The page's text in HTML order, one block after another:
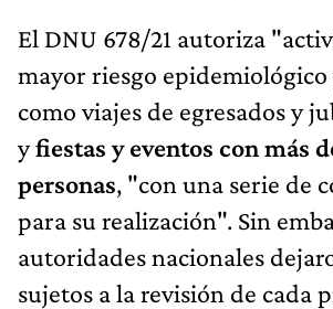
El DNU 678/21 autoriza
mayor riesgo
como viajes de egresados y
yfiestas y eventos con más
personas, "con una serie de
para su realización". Sin
autoridades nacionales
sujetos a la revisión de cada